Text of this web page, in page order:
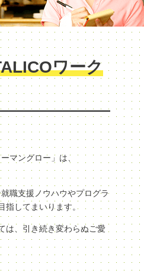
ワーク
マングロー」は、
職支援ノウハウやプログラ
指してまいります。
は、引き続き変わらぬご愛